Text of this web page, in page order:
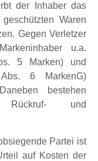
der Inhaber das
Waren
Gegen Verletzer
u.a.
5 Marken) und
6 MarkenG)
bestehen
, Rückruf- und
Partei ist
auf Kosten der